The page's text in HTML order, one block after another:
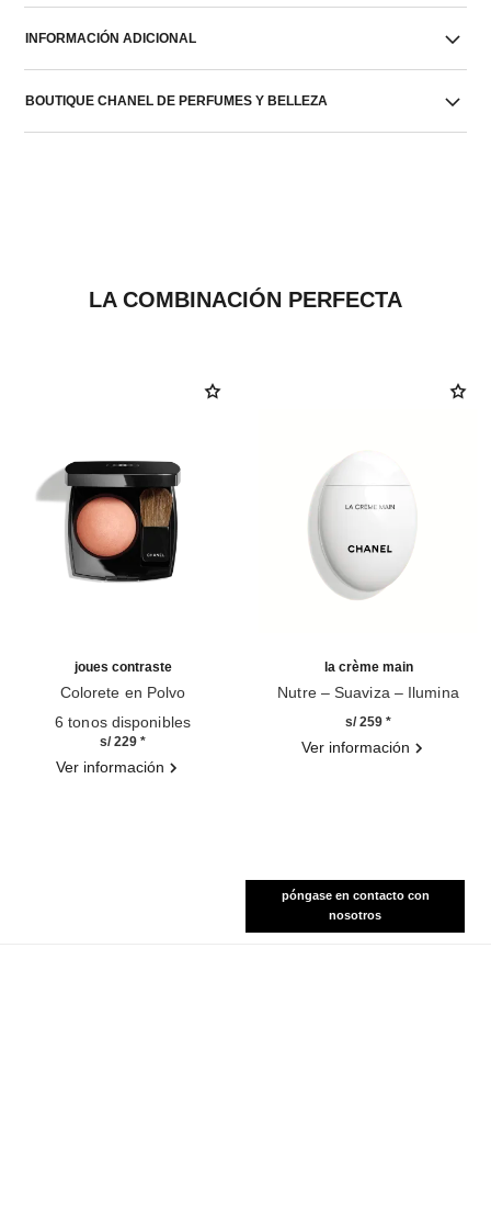
INFORMACIÓN ADICIONAL
BOUTIQUE CHANEL DE PERFUMES Y BELLEZA
LA COMBINACIÓN PERFECTA
joues contraste
Colorete en Polvo
6 tonos disponibles
s/ 229 *
Ver información
la crème main
Nutre – Suaviza – Ilumina
s/ 259 *
Ver información
póngase en contacto con
nosotros